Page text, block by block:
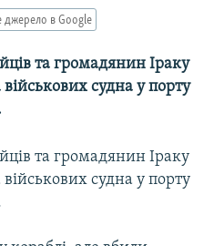
джерело в Google
та громадянин Іраку
судна у порту
та громадянин Іраку
судна у порту